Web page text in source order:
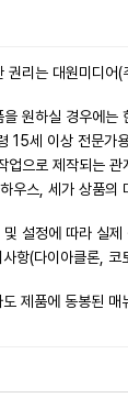
권리는 대원미디
원하실 경우에는
15세 이상 전문가
업으로 제작되는
우스, 세가 상품
설정에 따라 실
항(다이아클론,
제품에 동봉된